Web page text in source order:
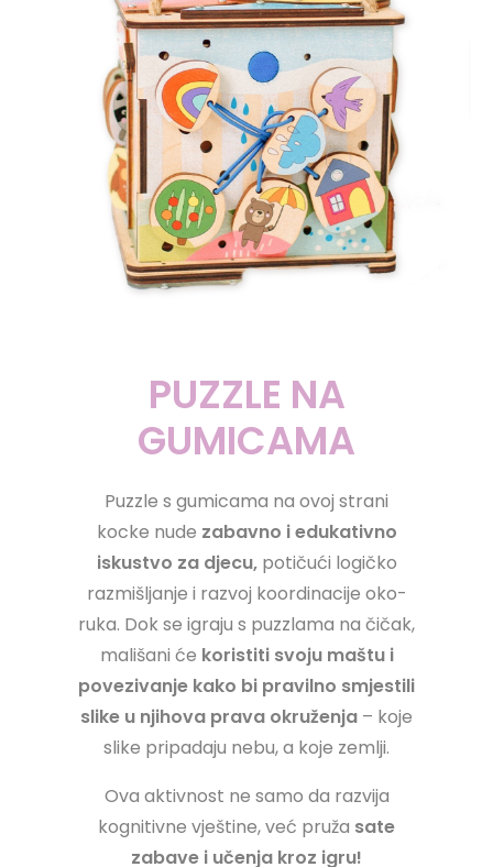
PUZZLE NA
GUMICAMA
Puzzle s gumicama na ovoj strani
kocke nude zabavno i edukativno
iskustvo za djecu,potičući logičko
razmišljanje i razvoj koordinacije oko-
ruka. Dok se igraju s puzzlama na čičak,
mališani će koristiti svoju maštu i
povezivanje kako bi pravilno smjestili
slike u njihova prava okruženja – koje
slike pripadaju nebu, a koje zemlji.
Ova aktivnost ne samo da razvija
kognitivne vještine, već pruža sate
zabave i učenja kroz igru!